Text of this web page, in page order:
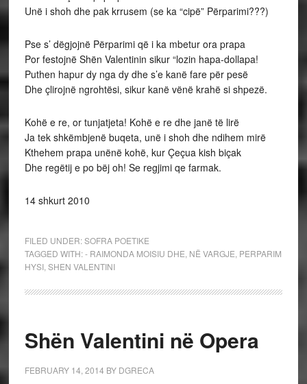
Unë i shoh dhe pak krrusem (se ka “cipë” Përparimi???)
Pse s’ dëgjojnë Përparimi që i ka mbetur ora prapa
Por festojnë Shën Valentinin sikur “lozin hapa-dollapa!
Puthen hapur dy nga dy dhe s’e kanë fare për pesë
Dhe çlirojnë ngrohtësi, sikur kanë vënë krahë si shpezë.
Kohë e re, or tunjatjeta! Kohë e re dhe janë të lirë
Ja tek shkëmbjenë buqeta, unë i shoh dhe ndihem mirë
Kthehem prapa unënë kohë, kur Çeçua kish biçak
Dhe regëtij e po bëj oh! Se regjimi qe farmak.
14 shkurt 2010
FILED UNDER:SOFRA POETIKE
TAGGED WITH:- RAIMONDA MOISIU DHE NË VARGJE PERPARIM
HYSI, SHEN VALENTINI
Shën Valentini në Opera
FEBRUARY 14, 2014 BY DGRECA